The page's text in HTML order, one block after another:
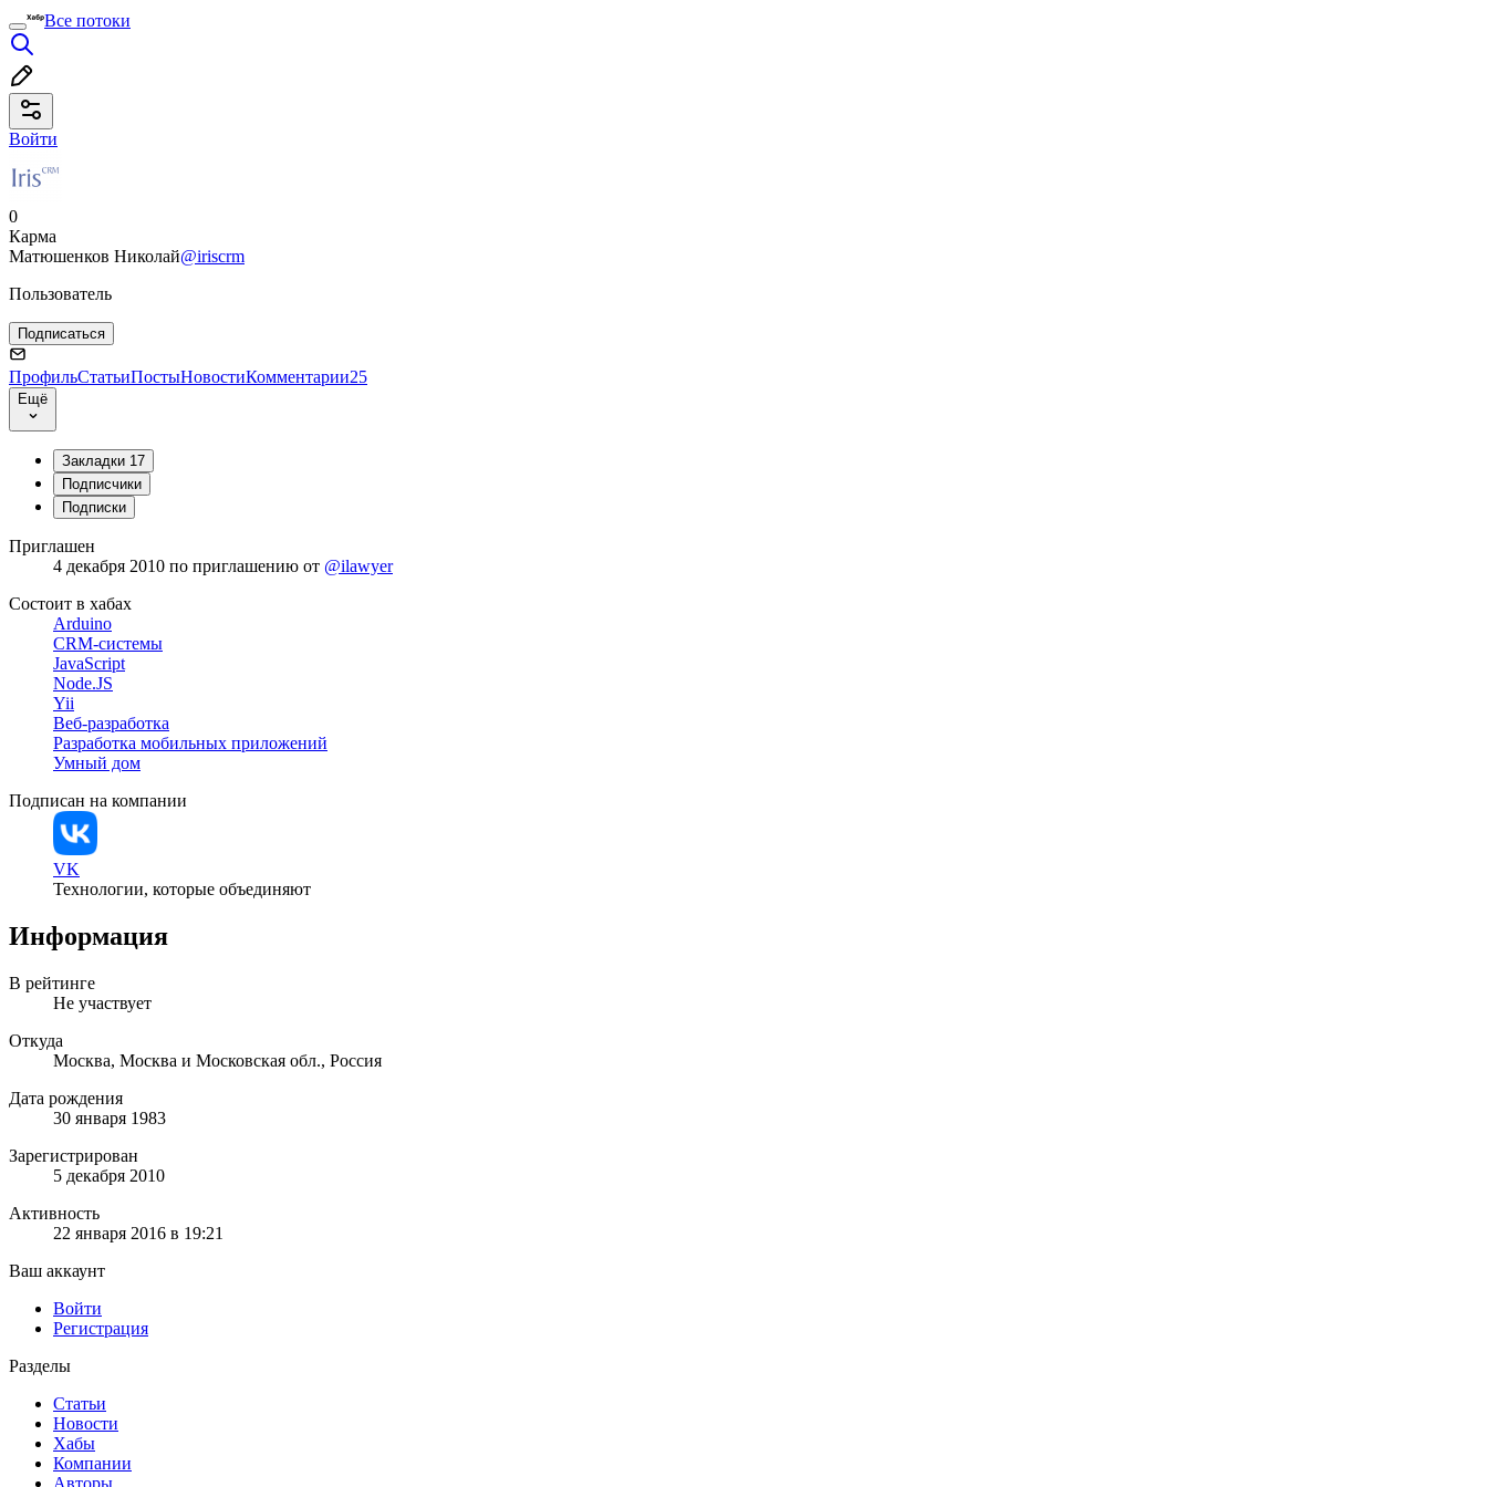
Все потоки
Войти
0
Карма
Матюшенков Николай@iriscrm
Пользователь
Подписаться
ПрофильСтатьиПостыНовостиКомментарии25
Ещё
Закладки 17
Подписчики
Подписки
Приглашен
4 декабря 2010 по приглашению от @ilawyer
Состоит в хабах
Arduino
CRM-системы
JavaScript
Node.JS
Yii
Веб-разработка
Разработка мобильных приложений
Умный дом
Подписан на компании
VK
Технологии, которые объединяют
Информация
В рейтинге
Не участвует
Откуда
Москва, Москва и Московская обл., Россия
Дата рождения
30 января 1983
Зарегистрирован
5 декабря 2010
Активность
22 января 2016 в 19:21
Ваш аккаунт
Войти
Регистрация
Разделы
Статьи
Новости
Хабы
Компании
Авторы